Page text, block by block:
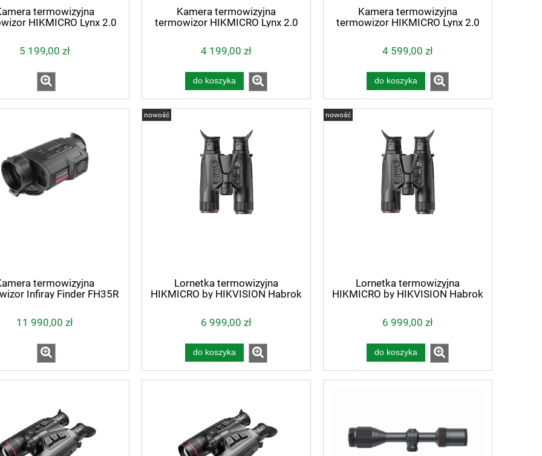
termowizyjna
HIKMICRO Lynx 2.0
5 199,00 zł
Kamera termowizyjna
termowizor HIKMICRO Lynx 2.0
4 199,00 zł
do koszyka
Kamera termowizyjna
termowizor HIKMICRO Lynx 2.0
4 599,00 zł
do koszyka
termowizyjna
Infiray Finder FH35R
11 990,00 zł
Lornetka termowizyjna
HIKMICRO by HIKVISION Habrok
6 999,00 zł
do koszyka
nowość
Lornetka termowizyjna
HIKMICRO by HIKVISION Habrok
6 999,00 zł
do koszyka
nowość